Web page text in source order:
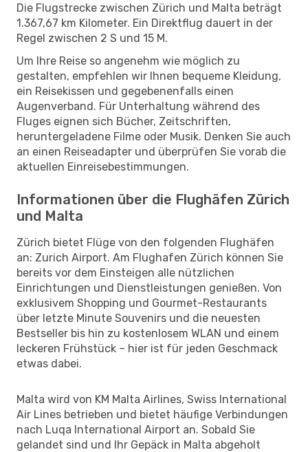
Die Flugstrecke zwischen Zürich und Malta beträgt
1.367,67 km Kilometer. Ein Direktflug dauert in der
Regel zwischen 2 S und 15 M.
Um Ihre Reise so angenehm wie möglich zu
gestalten, empfehlen wir Ihnen bequeme Kleidung,
ein Reisekissen und gegebenenfalls einen
Augenverband. Für Unterhaltung während des
Fluges eignen sich Bücher, Zeitschriften,
heruntergeladene Filme oder Musik. Denken Sie auch
an einen Reiseadapter und überprüfen Sie vorab die
aktuellen Einreisebestimmungen.
Informationen über die Flughäfen Zürich
und Malta
Zürich bietet Flüge von den folgenden Flughäfen
an: Zurich Airport. Am Flughafen Zürich können Sie
bereits vor dem Einsteigen alle nützlichen
Einrichtungen und Dienstleistungen genießen. Von
exklusivem Shopping und Gourmet-Restaurants
über letzte Minute Souvenirs und die neuesten
Bestseller bis hin zu kostenlosem WLAN und einem
leckeren Frühstück – hier ist für jeden Geschmack
etwas dabei.
Malta wird von KM Malta Airlines, Swiss International
Air Lines betrieben und bietet häufige Verbindungen
nach Luqa International Airport an. Sobald Sie
gelandet sind und Ihr Gepäck in Malta abgeholt